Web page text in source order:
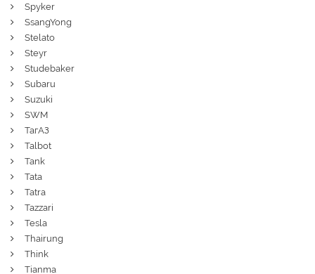
Spyker
SsangYong
Stelato
Steyr
Studebaker
Subaru
Suzuki
SWM
ТагАЗ
Talbot
Tank
Tata
Tatra
Tazzari
Tesla
Thairung
Think
Tianma